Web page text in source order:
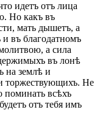
идетъ отъ лица
Но какъ въ
мать дышетъ, а
и въ благодатномъ
а сила
въ лонѣ
на землѣ и
торжествующихъ. Не
поминать всѣхъ
отъ тебя имъ